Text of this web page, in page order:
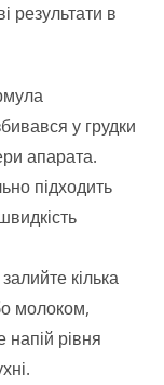
результати в
у грудки
апарата.
підходить
кілька
молоком,
рівня